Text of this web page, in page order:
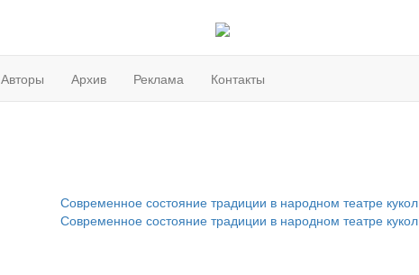
Авторы Архив Реклама Контакты
Современное состояние традиции в народном театре кукол
Современное состояние традиции в народном театре кукол